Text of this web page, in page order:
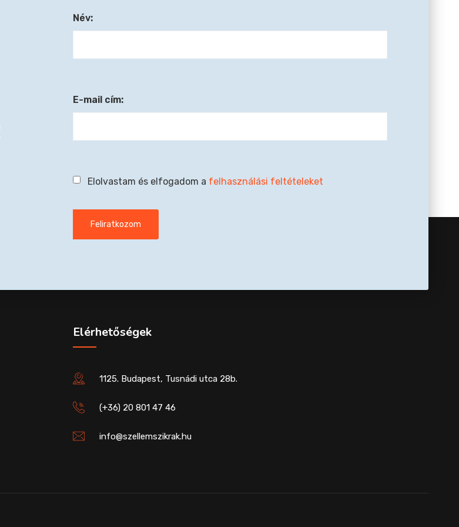
Név:
E-mail cím:
Elolvastam és elfogadom a felhasználási feltételeket
Elérhetőségek
1125. Budapest, Tusnádi utca 28b.
(+36) 20 801 47 46
info@szellemszikrak.hu